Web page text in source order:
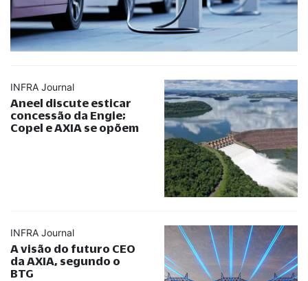
INFRA Journal
Aneel discute esticar
concessão da Engie;
Copel e AXIA se opõem
INFRA Journal
A visão do futuro CEO
da AXIA, segundo o
BTG